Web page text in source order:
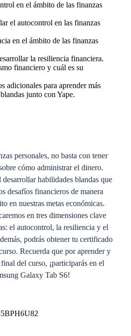
en el ámbito de las finanzas
el autocontrol en las finanzas
en el ámbito de las finanzas
la resiliencia financiera.
financiero y cuál es su
adicionales para aprender más
junto con Yape.
personales, no basta con tener
cómo administrar el dinero.
habilidades blandas que
desafíos financieros de manera
en nuestras metas económicas.
en tres dimensiones clave
el autocontrol, la resiliencia y el
podrás obtener tu certificado
Recuerda que por aprender y
del curso, ¡participarás en el
Galaxy Tab S6!